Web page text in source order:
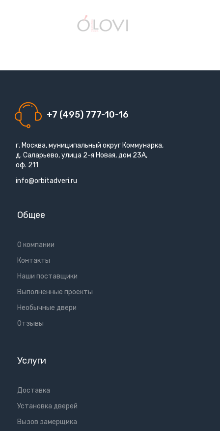
+7 (495) 777-10-16
г. Москва, муниципальный округ Коммунарка,
д. Саларьево, улица 2-я Новая, дом 23А,
оф. 211
info@orbitadveri.ru
Общее
О компании
Контакты
Наши поставщики
Выполненные проекты
Необычные двери
Отзывы
Услуги
Доставка
Установка дверей
Вызов замерщика